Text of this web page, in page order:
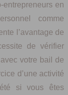
en
comme
l’avantage de
de vérifier
votre bail de
d’une activité
si vous êtes